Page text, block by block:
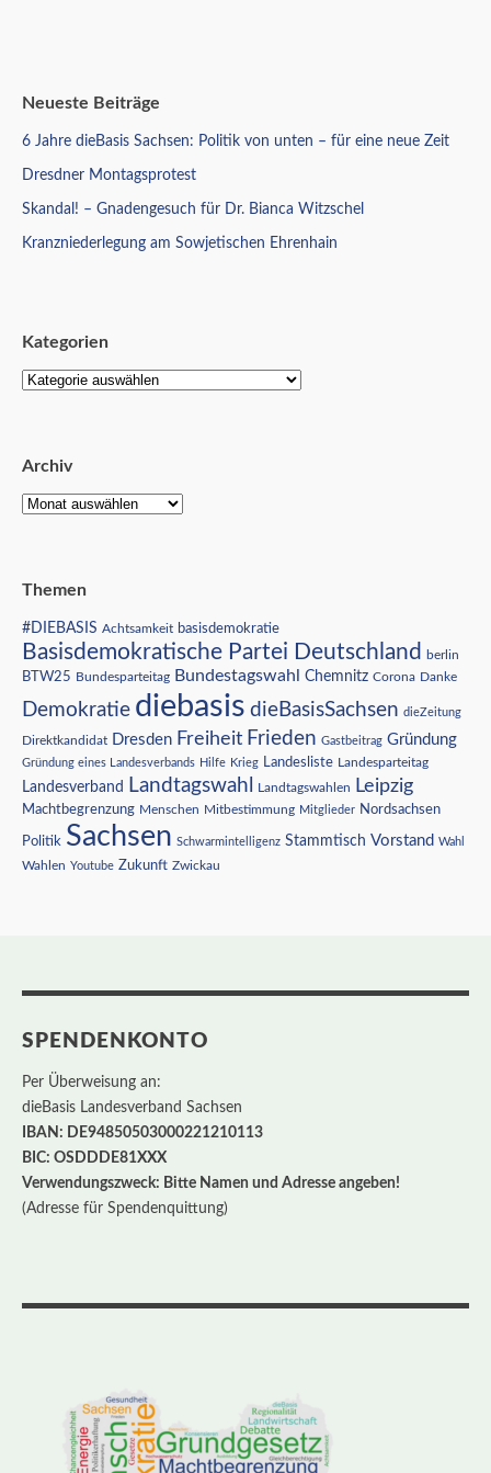
Neueste Beiträge
6 Jahre dieBasis Sachsen: Politik von unten – für eine neue Zeit
Dresdner Montagsprotest
Skandal! – Gnadengesuch für Dr. Bianca Witzschel
Kranzniederlegung am Sowjetischen Ehrenhain
Kategorien
Archiv
Themen
#DIEBASIS Achtsamkeit basisdemokratie
Basisdemokratische Partei Deutschland berlin
BTW25 Bundesparteitag Bundestagswahl Chemnitz Corona Danke
Demokratie diebasis dieBasisSachsen dieZeitung
Direktkandidat Dresden Freiheit Frieden Gastbeitrag Gründung
Gründung eines Landesverbands Hilfe Krieg Landesliste Landesparteitag
Landesverband Landtagswahl Landtagswahlen Leipzig
Machtbegrenzung Menschen Mitbestimmung Mitglieder Nordsachsen
Politik Sachsen Schwarmintelligenz Stammtisch Vorstand Wahl
Wahlen Youtube Zukunft Zwickau
SPENDENKONTO
Per Überweisung an:
dieBasis Landesverband Sachsen
IBAN: DE94850503000221210113
BIC: OSDDDE81XXX
Verwendungszweck: Bitte Namen und Adresse angeben!
(Adresse für Spendenquittung)